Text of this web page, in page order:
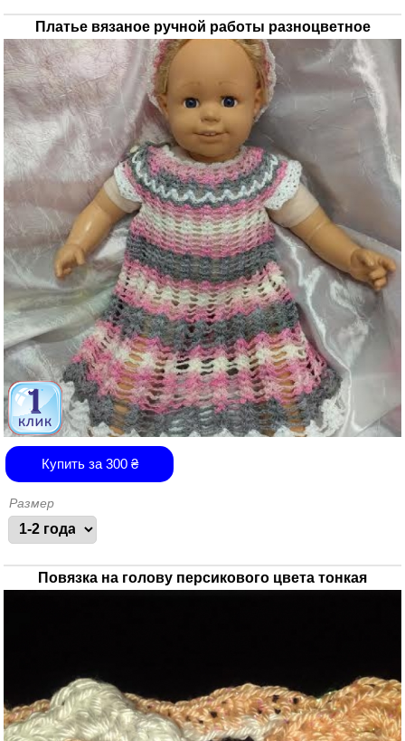
Платье вязаное ручной работы разноцветное
Купить за 300₴
Размер
Повязка на голову персикового цвета тонкая